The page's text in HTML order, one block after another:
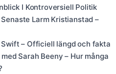
I Kontroversiell Politik
Larm Kristianstad –
Swift – Officiell längd och fakta
Sarah Beeny – Hur många